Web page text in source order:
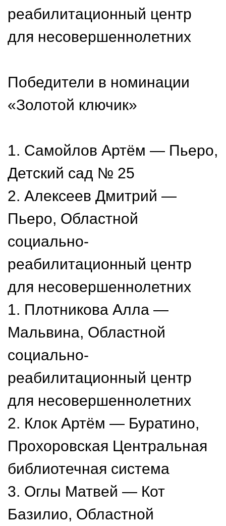
реабилитационный центр
для несовершеннолетних
Победители в номинации
«Золотой ключик»
1. Самойлов Артём — Пьеро,
Детский сад № 25
2. Алексеев Дмитрий —
Пьеро, Областной
социально-
реабилитационный центр
для несовершеннолетних
1. Плотникова Алла —
Мальвина, Областной
социально-
реабилитационный центр
для несовершеннолетних
2. Клок Артём — Буратино,
Прохоровская Центральная
библиотечная система
3. Оглы Матвей — Кот
Базилио, Областной